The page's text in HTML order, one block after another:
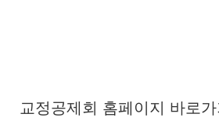
교정공제회 홈페이지 바로가